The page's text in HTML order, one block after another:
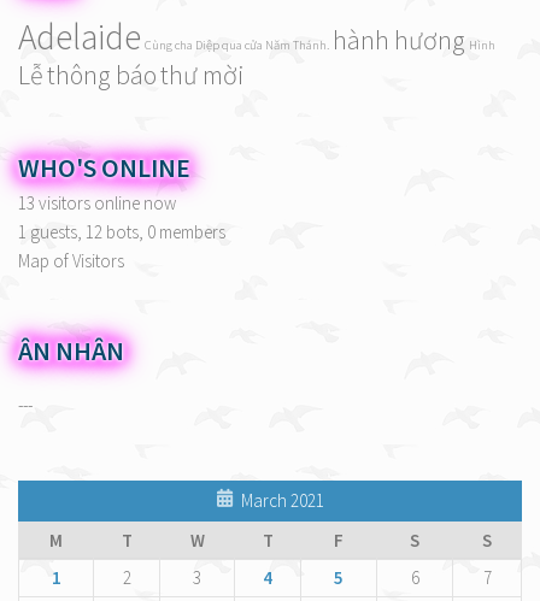
Adelaide Cùng cha Diệp qua cửa Năm Thánh. hành hương Hình
Lễthông báothư mời
WHO'S ONLINE
13 visitors online now
1 guests, 12 bots, 0 members
Map of Visitors
ÂN NHÂN
---
March 2021
M
T W T F S
S
1
2 3 4 5 6
7